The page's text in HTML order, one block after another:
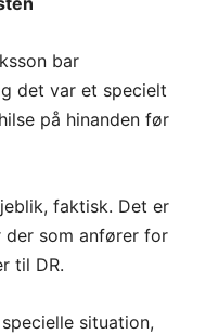
bar
det var et specielt
på hinanden før
faktisk. Det er
som anfører for
til DR.
situation,